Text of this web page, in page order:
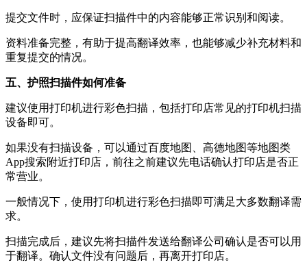
提交文件时，应保证扫描件中的内容能够正常识别和阅读。
资料准备完整，有助于提高翻译效率，也能够减少补充材料和
重复提交的情况。
五、护照扫描件如何准备
建议使用打印机进行彩色扫描，包括打印店常见的打印机扫描
设备即可。
如果没有扫描设备，可以通过百度地图、高德地图等地图类
App搜索附近打印店，前往之前建议先电话确认打印店是否正
常营业。
一般情况下，使用打印机进行彩色扫描即可满足大多数翻译需
求。
扫描完成后，建议先将扫描件发送给翻译公司确认是否可以用
于翻译。确认文件没有问题后，再离开打印店。